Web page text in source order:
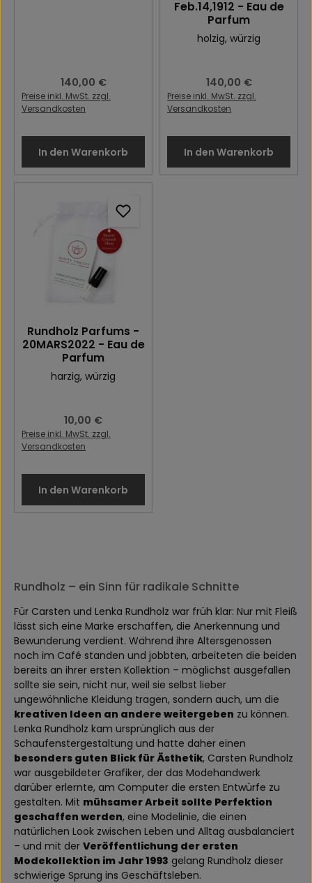
Regulärer Preis:
140,00 €
Preise inkl. MwSt. zzgl.
Versandkosten
In den Warenkorb
Feb.14,1912 - Eau de
Parfum
holzig, würzig
Regulärer Preis:
140,00 €
Preise inkl. MwSt. zzgl.
Versandkosten
In den Warenkorb
Rundholz Parfums -
20MARS2022 - Eau de
Parfum
harzig, würzig
Regulärer Preis:
10,00 €
Preise inkl. MwSt. zzgl.
Versandkosten
In den Warenkorb
Rundholz – ein Sinn für radikale Schnitte
Für Carsten und Lenka Rundholz war früh klar: Nur mit Fleiß
lässt sich eine Marke erschaffen, die Anerkennung und
Bewunderung verdient. Während ihre Altersgenossen
noch im Café standen und jobbten, arbeiteten die beiden
bereits an ihrer ersten Kollektion – möglichst ausgefallen
sollte sie sein, nicht nur, weil sie selbst lieber
ungewöhnliche Kleidung tragen, sondern auch, um die
kreativen Ideen an andere weitergeben zu können.
Lenka Rundholz kam ursprünglich aus der
Schaufenstergestaltung und hatte daher einen
besonders guten Blick für Ästhetik, Carsten Rundholz
war ausgebildeter Grafiker, der das Modehandwerk
darüber erlernte, am Computer die ersten Entwürfe zu
gestalten. Mit mühsamer Arbeit sollte Perfektion
geschaffen werden, eine Modelinie, die einen
natürlichen Look zwischen Leben und Alltag ausbalanciert
– und mit der Veröffentlichung der ersten
Modekollektion im Jahr 1993 gelang Rundholz dieser
schwierige Sprung ins Geschäftsleben.